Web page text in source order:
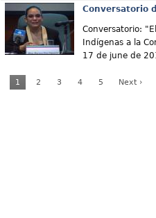
Conversatorio
Conversatorio:
Indígenas a la
17 de june de
1 2 3 4 5 Next ›